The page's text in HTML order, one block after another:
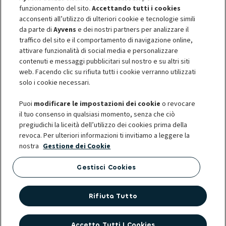
Chi siamo
Informative privacy
Informativa sui cookie
Privacy - Diritti degli interessati
Termini e Condizioni
Société Générale
Accessibilità digitale
Risoluzione Controversie
Corporate Governance
© 2026 Ayvens è uno dei leader globali nella mobilità sostenibile,
impegnato a migliorare la qualità della vita dei propri clienti, dalle grandi
aziende nazionali, internazionali e PMI sino ai professionisti e ai privati. Il
Gruppo gestisce contratti di noleggio full service, servizi flessibili e
molteplici soluzioni di mobilità per la gestione delle flotte. Presente in 42
paesi, con oltre 14.000 dipendenti, 3,2 milioni di veicoli e una delle più
grandi flotte al mondo di veicoli elettrici multibrand, Ayvens detiene una
posizione privilegiata per guidare la transizione verso la riduzione delle
funzionamento del sito.Accettando tutti i cookies
acconsenti all’utilizzo di ulteriori cookie e tecnologie simili
da parte diAyvens e dei nostri partners per analizzare il
traffico del sito e il comportamento di navigazione online,
attivare funzionalità di social media e personalizzare
contenuti e messaggi pubblicitari sul nostro e su altri siti
web. Facendo clic su rifiuta tutti i cookie verranno utilizzati
solo i cookie necessari.
Puoi modificare le impostazioni dei cookie o revocare
il tuo consenso in qualsiasi momento, senza che ciò
pregiudichi la liceità dell’utilizzo dei cookies prima della
revoca. Per ulteriori informazioni ti invitiamo a leggere la
nostra Gestione dei Cookie
Gestisci Cookies
Rifiuta Tutto